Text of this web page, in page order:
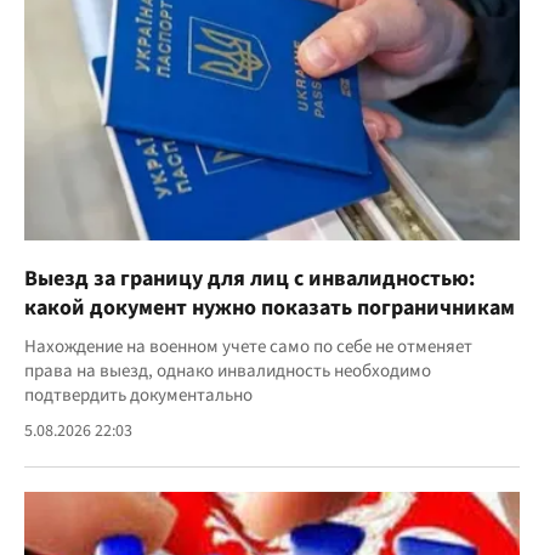
Выезд за границу для лиц с инвалидностью:
какой документ нужно показать пограничникам
Нахождение на военном учете само по себе не отменяет
права на выезд, однако инвалидность необходимо
подтвердить документально
5.08.2026 22:03